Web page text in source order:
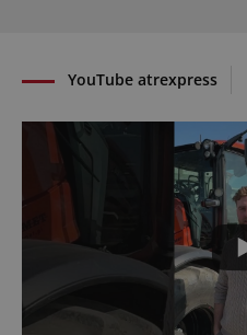
YouTube atrexpress